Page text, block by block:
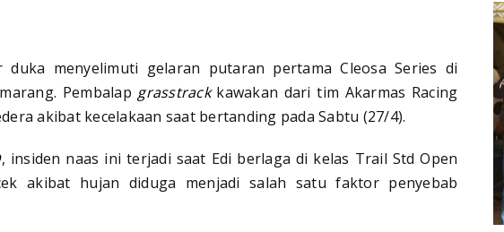
duka menyelimuti gelaran putaran pertama Cleosa Series di
Pembalap grasstrackkawakan dari tim Akarmas Racing
akibat kecelakaan saat bertanding pada Sabtu (27/4).
, insiden naas ini terjadi saat Edi berlaga di kelas Trail Std Open
akibat hujan diduga menjadi salah satu faktor penyebab